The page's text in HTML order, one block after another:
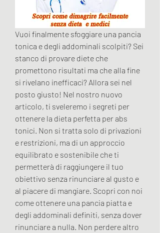
Vuoi finalmente sfoggiare una pancia
tonica e degli addominali scolpiti? Sei
stanco di provare diete che
promettono risultati ma che alla fine
si rivelano inefficaci? Allora sei nel
posto giusto! Nel nostro nuovo
articolo, ti sveleremo i segreti per
ottenere la dieta perfetta per abs
tonici. Non si tratta solo di privazioni
e restrizioni, ma di un approccio
equilibrato e sostenibile che ti
permetterà di raggiungere il tuo
obiettivo senza rinunciare al gusto e
al piacere di mangiare. Scopri con noi
come ottenere una pancia piatta e
degli addominali definiti, senza dover
rinunciare a nulla. Non perdere altro